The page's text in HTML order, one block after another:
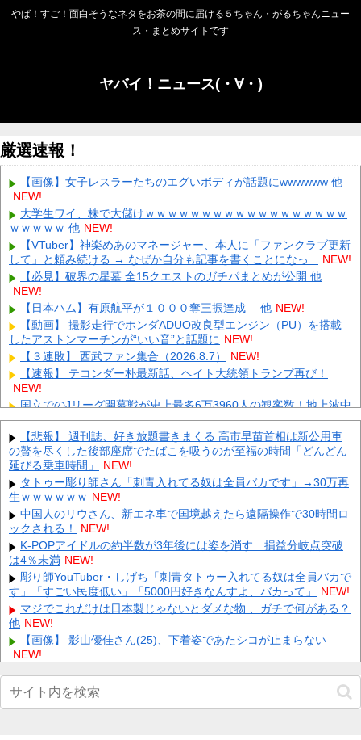
やば！すご！面白そうなネタをお茶の間に届ける５ちゃん・がるちゃんニュー
ス・まとめサイトです
ヤバイ！ニュース(・∀・)
厳選速報！
【画像】女子レスラーたちのエグいボディが話題にwwwwww 他
NEW!
大学生ワイ、株で大儲けｗｗｗｗｗｗｗｗｗｗｗｗｗｗｗｗｗｗ
ｗｗｗｗｗ 他 NEW!
【VTuber】神楽めあのマネージャー、本人に「ファンクラブ更新
して」と頼み続ける → なぜか自分も記事を書くことになっ... NEW!
【必見】破界の星墓 全15クエストのガチパまとめが公開 他
NEW!
【日本ハム】有原航平が１０００奪三振達成 他 NEW!
【動画】 撮影走行でホンダADUO改良型エンジン（PU）を搭載
したアストンマーチンが“いい音”と話題に NEW!
【３連敗】 西武ファン集合（2026.8.7）
NEW!
【速報】 テコンダー朴最新話、ヘイト大統領トランプ再び！
NEW!
国立でのJリーグ開幕戦が史上最多6万3960人の観客数！地上波中
継＆劇的な試合展開でSNSでも話題に NEW!
F1ドライバー達の夏休みは「みんな海だな」「南半球にスキーし
に行くやついねえのか」との意見 NEW!
中国、三峡ダムが全開放流。長江流域で深刻な洪水被害
【動画】 町の中華料理屋さん、娘の採用で人気店になってしまう
NEW!
ロシアさん、国民の財産を没収しはじめる NEW!
【画像】 全身入れ墨の彫り師、『とんでもない正論』を吐いて30
万再生されてしまうｗｗｗｗｗｗｗ NEW!
【悲報】 明日、飛田給とかいう謎の場所に行くんやが何があるん
や????・・・・・・・・・ NEW!
Powered by livedoor 相互RSS
【悲報】 週刊誌、好き放題書きまくる 高市早苗首相は新公用車
の贅を尽くした後部座席でたばこを吸うのが至福の時間「どんどん
延びる乗車時間」
NEW!
タトゥー彫り師さん「刺青入れてる奴は全員バカです」→30万再
生ｗｗｗｗｗｗ NEW!
中国人のリウさん、新エネ車で国境越えたら遠隔操作で30時間ロ
ックされる！
NEW!
K-POPアイドルの約半数が3年後には姿を消す…損益分岐点突破
は4％未満 NEW!
彫り師YouTuber・しげち「刺青タトゥー入れてる奴は全員バカで
す」「すごい民度低い」「5000円好きなんすよ、バカって」
NEW!
マジでこれだけは日本製じゃないとダメな物 、ガチで何がある？
他 NEW!
【画像】 影山優佳さん(25)、下着姿であたシコが止まらない
NEW!
イムリーで2点を取り1点差に詰め寄る！！！！！！！！！！！！他
NEW!